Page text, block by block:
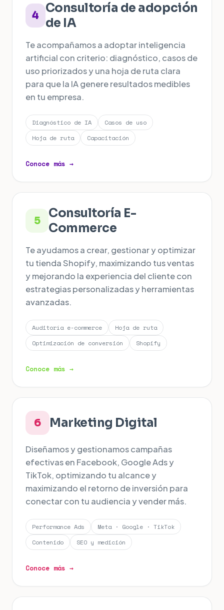
4 Consultoría de adopción
de IA
Te acompañamos a adoptar inteligencia
artificial con criterio: diagnóstico, casos de
uso priorizados y una hoja de ruta clara
para que la IA genere resultados medibles
en tu empresa.
Diagnóstico de IA
Casos de uso
Hoja de ruta
Capacitación
Conoce más →
5
Consultoría E-
Commerce
Te ayudamos a crear, gestionar y optimizar
tu tienda Shopify, maximizando tus ventas
y mejorando la experiencia del cliente con
estrategias personalizadas y herramientas
avanzadas.
Auditoría e-commerce
Hoja de ruta
Optimización de conversión
Shopify
Conoce más →
6 Marketing Digital
Diseñamos y gestionamos campañas
efectivas en Facebook, Google Ads y
TikTok, optimizando tu alcance y
maximizando el retorno de inversión para
conectar con tu audiencia y vender más.
Performance Ads
Meta · Google · TikTok
Contenido
SEO y medición
Conoce más →